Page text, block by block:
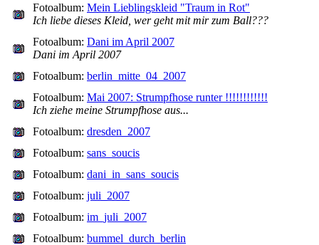
Fotoalbum: Mein Lieblingskleid "Traum in Rot"
Ich liebe dieses Kleid, wer geht mit mir zum Ball???
Fotoalbum: Dani im April 2007
Dani im April 2007
Fotoalbum: berlin_mitte_04_2007
Fotoalbum: Mai 2007: Strumpfhose runter !!!!!!!!!!!!
Ich ziehe meine Strumpfhose aus...
Fotoalbum: dresden_2007
Fotoalbum: sans_soucis
Fotoalbum: dani_in_sans_soucis
Fotoalbum: juli_2007
Fotoalbum: im_juli_2007
Fotoalbum: bummel_durch_berlin